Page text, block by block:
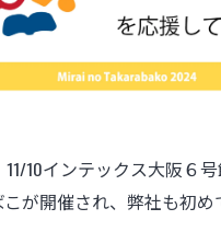
11/10インテックス大阪６
が開催され、弊社も初め